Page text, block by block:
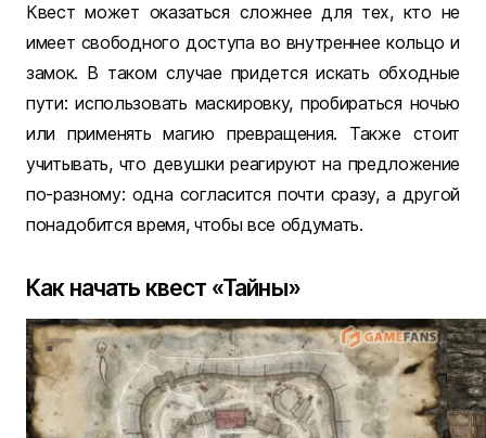
Квест может оказаться сложнее для тех, кто не
имеет свободного доступа во внутреннее кольцо и
замок. В таком случае придется искать обходные
пути: использовать маскировку, пробираться ночью
или применять магию превращения. Также стоит
учитывать, что девушки реагируют на предложение
по-разному: одна согласится почти сразу, а другой
понадобится время, чтобы все обдумать.
Как начать квест «Тайны»